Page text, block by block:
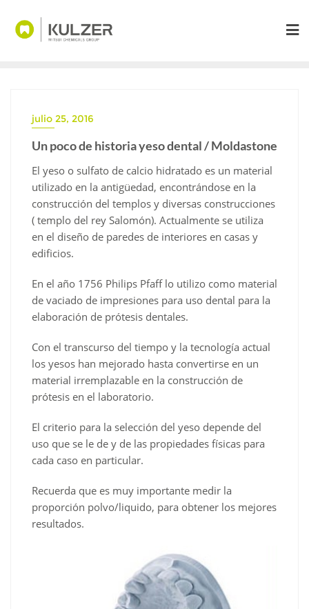
contenido
julio 25, 2016
Un poco de historia yeso dental / Moldastone
El yeso o sulfato de calcio hidratado es un material
utilizado en la antigüedad, encontrándose en la
construcción del templos y diversas construcciones
( templo del rey Salomón). Actualmente se utiliza
en el diseño de paredes de interiores en casas y
edificios.
En el año 1756 Philips Pfaff lo utilizo como material
de vaciado de impresiones para uso dental para la
elaboración de prótesis dentales.
Con el transcurso del tiempo y la tecnología actual
los yesos han mejorado hasta convertirse en un
material irremplazable en la construcción de
prótesis en el laboratorio.
El criterio para la selección del yeso depende del
uso que se le de y de las propiedades físicas para
cada caso en particular.
Recuerda que es muy importante medir la
proporción polvo/liquido, para obtener los mejores
resultados.